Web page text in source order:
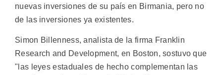
nuevas inversiones de su país en Birmania, pero no
de las inversiones ya existentes.
Simon Billenness, analista de la firma Franklin
Research and Development, en Boston, sostuvo que
"las leyes estaduales de hecho complementan las